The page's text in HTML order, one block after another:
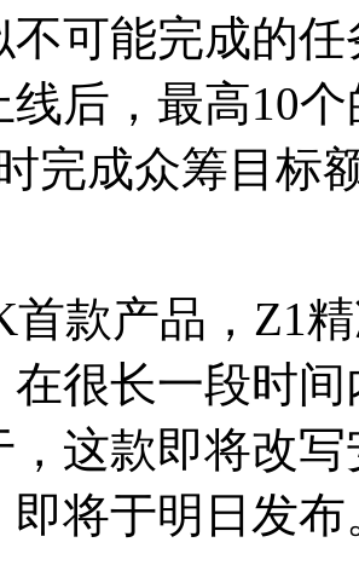
不可能完成的
后，最高10
完成众筹目标
首款产品，Z1
在很长一段时
，这款即将改
即将于明日发布